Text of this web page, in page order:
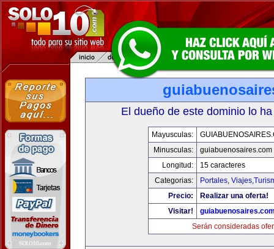
El dueño de este dominio lo
Mayusculas:
Minusculas:
guiabuenosaires.com
Longitud:
15 caracteres
Categorias:
Portales,
Precio:
Realizar una oferta!
Visitar!
Serán consideradas